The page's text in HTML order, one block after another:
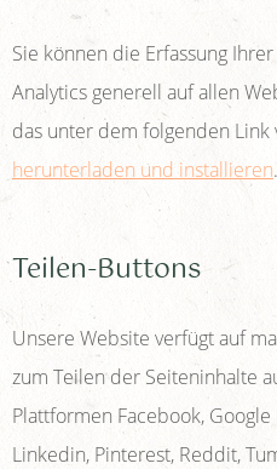
Sie können die Erfassung
Analytics generell auf allen
das unter dem folgenden Link
herunterladen und installieren.
Teilen-Buttons
Unsere Website verfügt auf
zum Teilen der Seiteninhalte
Plattformen Facebook, Google
Linkedin, Pinterest, Reddit,